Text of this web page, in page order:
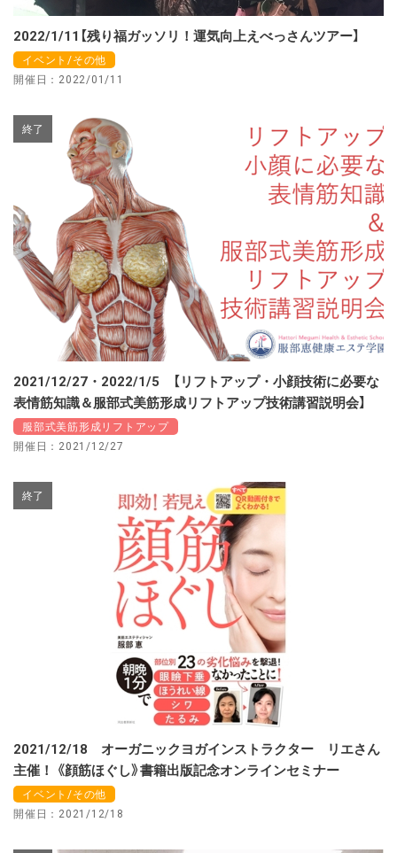
2022/1/11【残り福ガッソリ！運気向上えべっさんツアー】
イベント/その他
開催日：2022/01/11
終了
2021/12/27・2022/1/5 【リフトアップ・小顔技術に必要な
表情筋知識＆服部式美筋形成リフトアップ技術講習説明会】
服部式美筋形成リフトアップ
開催日：2021/12/27
終了
2021/12/18 オーガニックヨガインストラクター リエさん
主催！ 《顔筋ほぐし》書籍出版記念オンラインセミナー
イベント/その他
開催日：2021/12/18